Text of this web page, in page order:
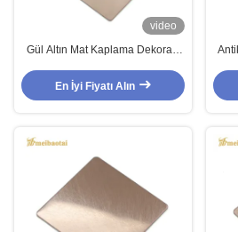
video
Gül Altın Mat Kaplama Dekoratif
0.65mm Kalınlık
En İyi Fiyatı Alın